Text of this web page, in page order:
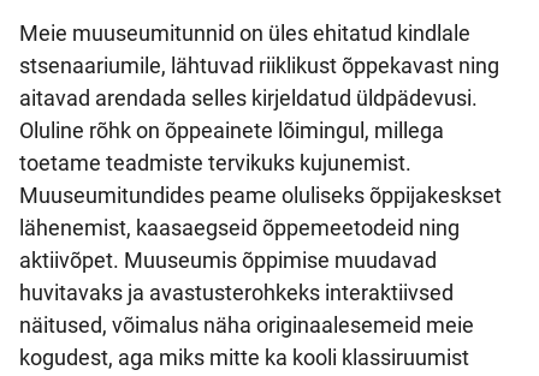
Meie muuseumitunnid on üles ehitatud kindlale
stsenaariumile, lähtuvad riiklikust õppekavast ning
aitavad arendada selles kirjeldatud üldpädevusi.
Oluline rõhk on õppeainete lõimingul, millega
toetame teadmiste tervikuks kujunemist.
Muuseumitundides peame oluliseks õppijakeskset
lähenemist, kaasaegseid õppemeetodeid ning
aktiivõpet. Muuseumis õppimise muudavad
huvitavaks ja avastusterohkeks interaktiivsed
näitused, võimalus näha originaalesemeid meie
kogudest, aga miks mitte ka kooli klassiruumist